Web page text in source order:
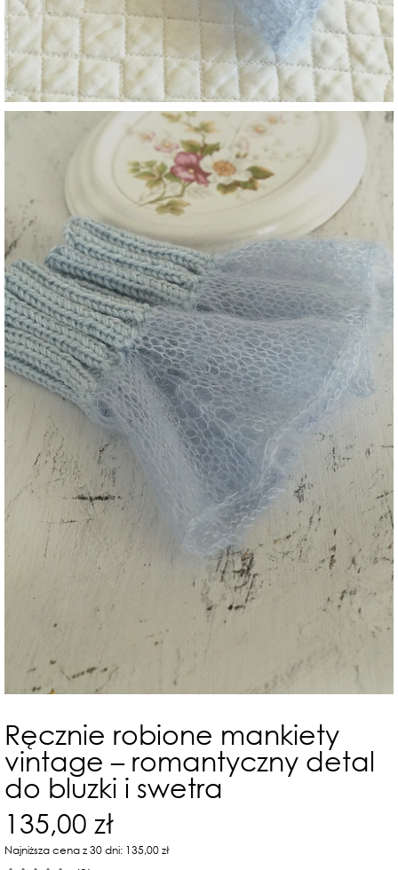
Ręcznie robione mankiety
vintage – romantyczny detal
do bluzki i swetra
135,00 zł
Najniższa cena z 30 dni: 135,00 zł